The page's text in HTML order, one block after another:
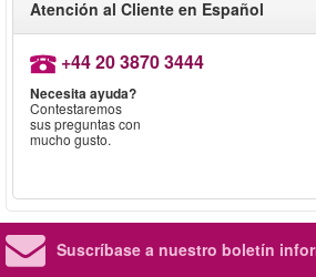
Atención al Cliente en Español
+44 20 3870 3444
Necesita ayuda?
Contestaremos
sus preguntas con
mucho gusto.
Suscríbase a nuestro boletín